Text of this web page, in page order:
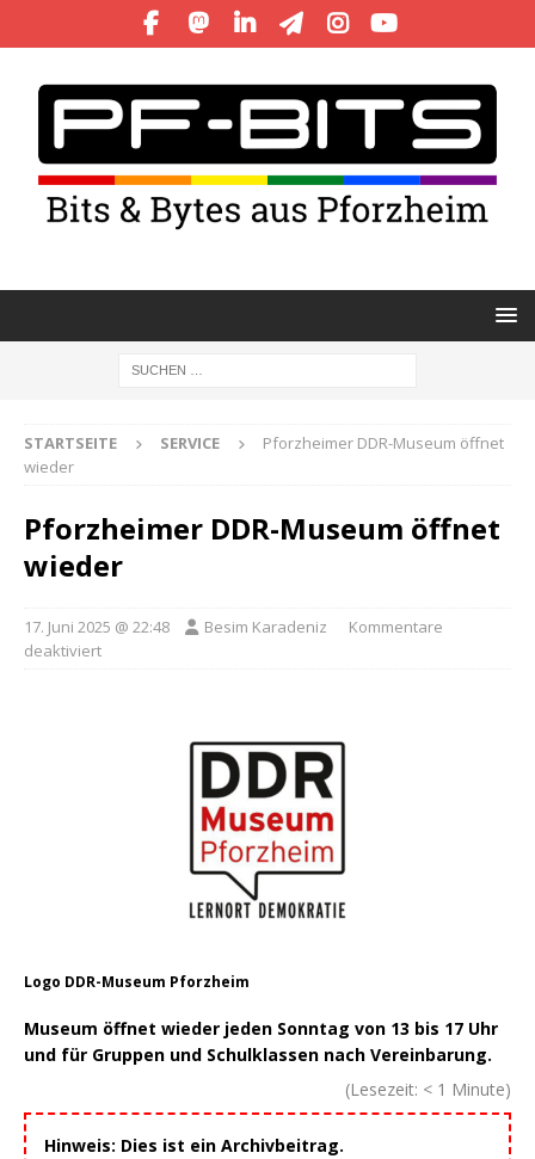
STARTSEITE SERVICE
Pforzheimer DDR-Museum öffnet
wieder
Pforzheimer DDR-Museum öffnet
wieder
17. Juni 2025 @ 22:48 Besim Karadeniz
Kommentare
deaktiviert
Logo DDR-Museum Pforzheim
Museum öffnet wieder jeden Sonntag von 13 bis 17 Uhr
und für Gruppen und Schulklassen nach Vereinbarung.
(Lesezeit: < 1 Minute)
Hinweis: Dies ist ein Archivbeitrag.